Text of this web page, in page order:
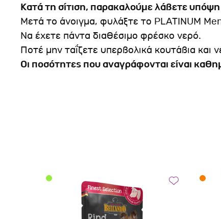
Κατά τη σίτιση, παρακαλούμε λάβετε
Μετά το άνοιγμα, φυλάξτε το PLATINUM
Να έχετε πάντα διαθέσιμο φρέσκο νερό.
Ποτέ μην ταΐζετε υπερβολικά κουτάβια και
Οι ποσότητες που αναγράφονται είναι